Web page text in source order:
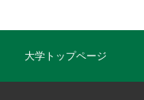
大学トップページ